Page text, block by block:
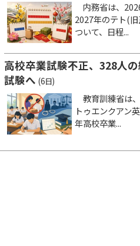
内務省は、
2027年のテト(
ついて、日程...
高校卒業試験不正、328人
試験へ (6日)
教育訓練省は
トゥエンクアン
年高校卒業...